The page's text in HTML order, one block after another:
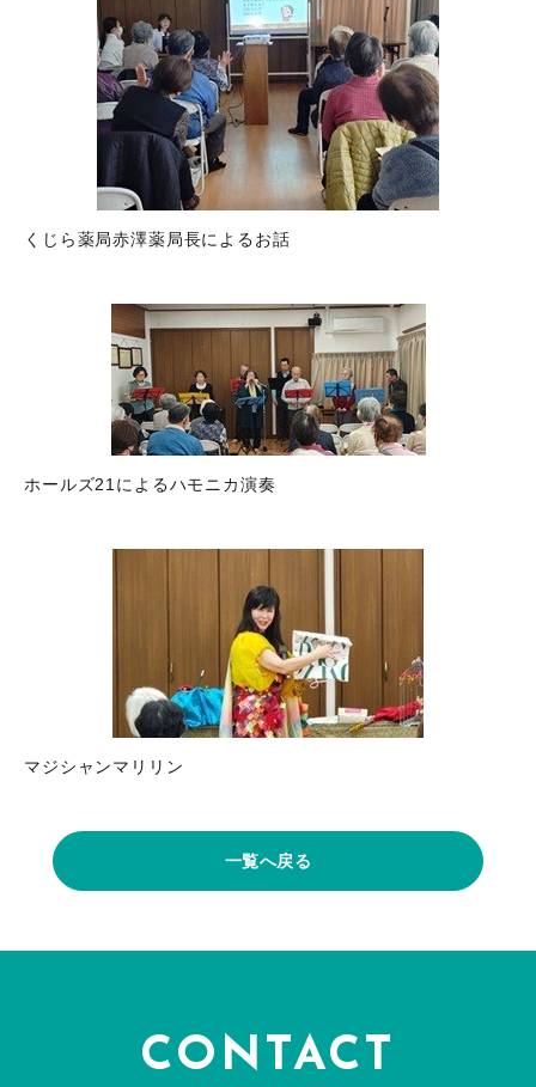
くじら薬局赤澤薬局長によるお話
ホールズ21によるハモニカ演奏
マジシャンマリリン
一覧へ戻る
CONTACT